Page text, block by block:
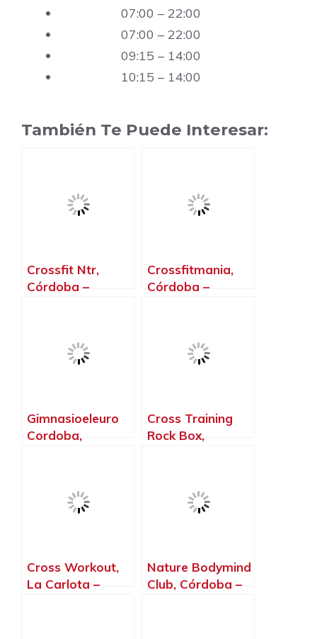
07:00 – 22:00
07:00 – 22:00
09:15 – 14:00
10:15 – 14:00
También Te Puede Interesar:
Crossfit Ntr,
Córdoba –
Crossfitmania,
Córdoba –
Gimnasioeleuro
Cordoba,
Cross Training
Rock Box,
Cross Workout,
La Carlota –
Nature Bodymind
Club, Córdoba –